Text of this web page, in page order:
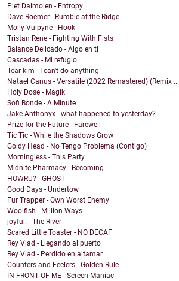
Piet Dalmolen - Entropy
Dave Roemer - Rumble at the Ridge
Molly Vulpyne - Hook
Tristan Rene - Fighting With Fists
Balance Delicado - Algo en ti
Cascadas - Mi refugio
Tear kim - I can't do anything
Natael Canus - Versatile (2022 Remastered) (Remix ...
Holy Dose - Magik
Sofi Bonde - A Minute
Jake Anthonyx - what happened to yesterday?
Prize for the Future - Farewell
Tic Tic - While the Shadows Grow
Goldy Head - No Tengo Problema (Contigo)
Morningless - This Party
Midnite Pharmacy - Becoming
HOWRU? - GHOST
Good Days - Undertow
Fur Trapper - Own Worst Enemy
Woolfish - Million Ways
joyful. - The River
Scared Little Toaster - NO DECAF
Rey Vlad - Llegando al puerto
Rey Vlad - Perdido en altamar
Counters and Feelers - Golden Rule
IN FRONT OF ME - Screen Maniac